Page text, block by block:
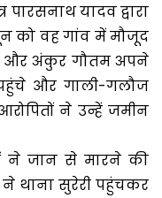
यादव द्वारा
को वह गांव में मौजूद
और अंकुर गौतम अपने
और गाली-गलौज
ने उन्हें जमीन
ने जान से मारने की
ने थाना सुरेरी पहुंचकर